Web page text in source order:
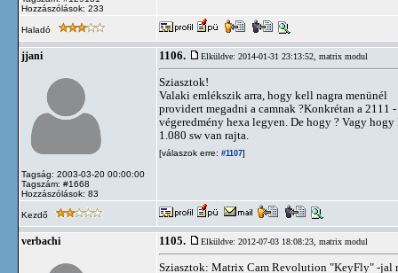
Hozzászólások: 233
Haladó
jjani
Tagság: 2003-03-20 00:00:00
Tagszám: #1668
Hozzászólások: 83
1106. Elküldve: 2014-01-31 23:13:52, matrix modul
Sziasztok!
Valaki emlékszik arra, hogy kell nagra menünél
providert megadni a camnak ?Konkrétan a
végeredmény hexa legyen. De hogy ? Vagy hogy
1.080 sw van rajta.
[válaszok erre: #1107]
Kezdő
verbachi 1105. Elküldve: 2012-07-03 18:08:23, matrix modul
Sziasztok: Matrix Cam Revolution "KeyFly" -jal